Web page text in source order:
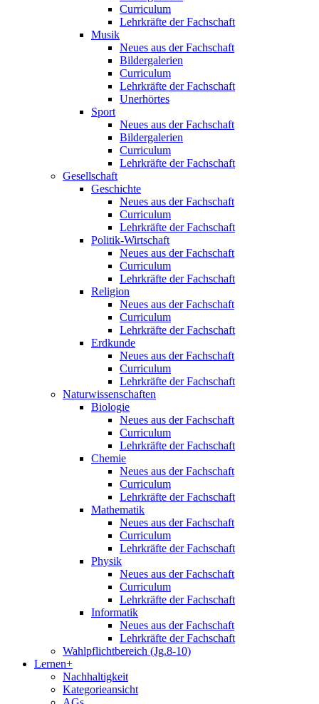
Curriculum
Lehrkräfte der Fachschaft
Musik
Neues aus der Fachschaft
Bildergalerien
Curriculum
Lehrkräfte der Fachschaft
Unerhörtes
Sport
Neues aus der Fachschaft
Bildergalerien
Curriculum
Lehrkräfte der Fachschaft
Gesellschaft
Geschichte
Neues aus der Fachschaft
Curriculum
Lehrkräfte der Fachschaft
Politik-Wirtschaft
Neues aus der Fachschaft
Curriculum
Lehrkräfte der Fachschaft
Religion
Neues aus der Fachschaft
Curriculum
Lehrkräfte der Fachschaft
Erdkunde
Neues aus der Fachschaft
Curriculum
Lehrkräfte der Fachschaft
Naturwissenschaften
Biologie
Neues aus der Fachschaft
Curriculum
Lehrkräfte der Fachschaft
Chemie
Neues aus der Fachschaft
Curriculum
Lehrkräfte der Fachschaft
Mathematik
Neues aus der Fachschaft
Curriculum
Lehrkräfte der Fachschaft
Physik
Neues aus der Fachschaft
Curriculum
Lehrkräfte der Fachschaft
Informatik
Neues aus der Fachschaft
Lehrkräfte der Fachschaft
Wahlpflichtbereich (Jg.8-10)
Lernen+
Nachhaltigkeit
Kategorieansicht